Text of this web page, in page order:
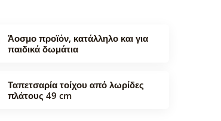
Άοσμο προϊόν, κατάλληλο και για
παιδικά δωμάτια
Ταπετσαρία τοίχου από λωρίδες
πλάτους 49 cm